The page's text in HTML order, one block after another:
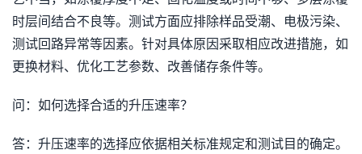
时层间结合不良等。测试方面应排除样品受潮、电极污染、
测试回路异常等因素。针对具体原因采取相应改进措施，如
更换材料、优化工艺参数、改善储存条件等。
问：如何选择合适的升压速率？
答：升压速率的选择应依据相关标准规定和测试目的确定。